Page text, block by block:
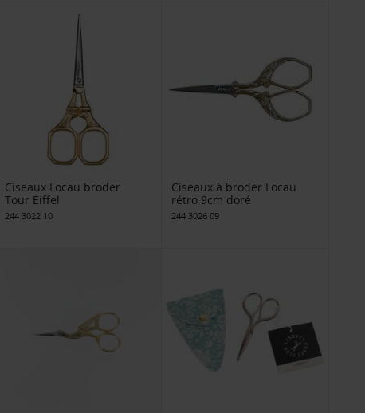
Ciseaux Locau broder
Tour Eiffel
244 3022 10
Ciseaux à broder Locau
rétro 9cm doré
244 3026 09